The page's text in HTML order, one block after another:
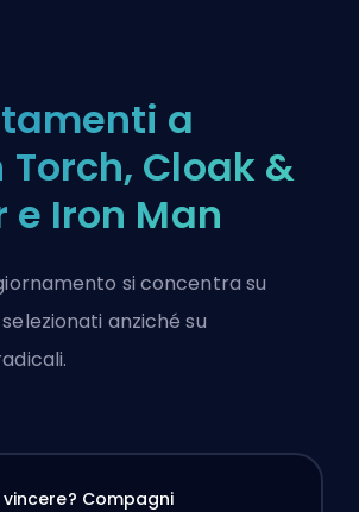
a
Torch, Cloak &
e Iron Man
si concentra su
anziché su
Compagni